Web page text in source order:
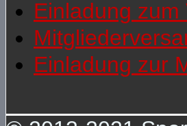
Einladung zum
Einladung zur